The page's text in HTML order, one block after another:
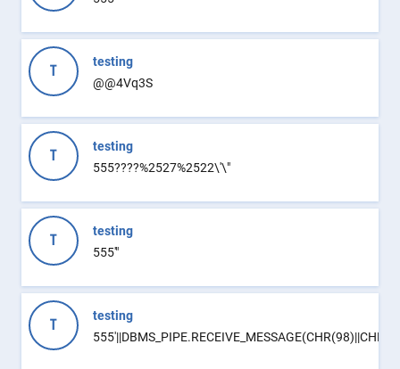
T
testing
@@4Vq3S
T
testing
555????%2527%2522\'\"
T
testing
555'"
T
testing